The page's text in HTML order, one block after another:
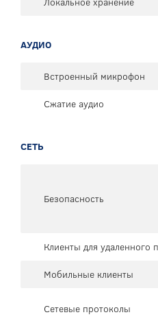
АУДИО
Встроенный микрофон
Сжатие аудио
СЕТЬ
Безопасность
Клиенты для удаленного
Мобильные клиенты
Сетевые протоколы